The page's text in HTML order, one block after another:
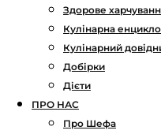
Здорове
Кулінарна
Кулінарний
Добірки
Дієти
ПРО НАС
Про Шефа